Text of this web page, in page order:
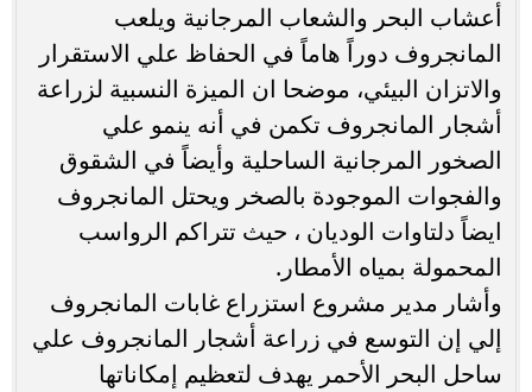
أعشاب البحر والشعاب المرجانية ويلعب
المانجروف دوراً هاماً في الحفاظ علي الاستقرار
والاتزان البيئي، موضحا ان الميزة النسبية لزراعة
أشجار المانجروف تكمن في أنه ينمو علي
الصخور المرجانية الساحلية وأيضاً في الشقوق
والفجوات الموجودة بالصخر ويحتل المانجروف
ايضاً دلتاوات الوديان ، حيث تتراكم الرواسب
المحمولة بمياه الأمطار.
وأشار مدير مشروع استزراع غابات المانجروف
إلي إن التوسع في زراعة أشجار المانجروف علي
ساحل البحر الأحمر يهدف لتعظيم إمكاناتها